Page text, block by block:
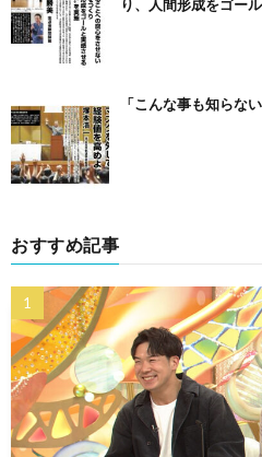
り、人間形成をゴー
「こんな事も知らな
おすすめ記事